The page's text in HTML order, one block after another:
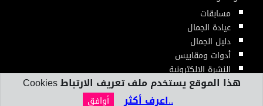
مسابقات
عيادة الجمال
دليل الجمال
أدوات ومقاييس
النشرة الإلكترونية
2020 © All Rights Reserved. Powered by
هذا الموقع يستخدم ملف تعريف الارتباط Cookies
..اعرف أكثر
أوافق